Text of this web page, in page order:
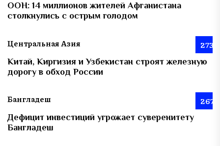
ООН: 14 миллионов жителей Афганистана
столкнулись с острым голодом
Центральная Азия 273
Китай, Киргизия и Узбекистан строят железную
дорогу в обход России
Бангладеш 267
Дефицит инвестиций угрожает суверенитету
Бангладеш